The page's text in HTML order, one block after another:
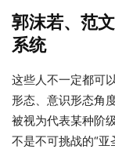
郭沫若、范
系统
这些人不一定都可
形态、意识形态角
被视为代表某种阶
不是不可挑战的“亚